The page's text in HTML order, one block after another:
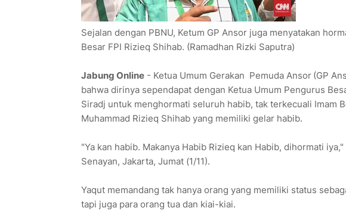
Sejalan dengan PBNU, Ketum GP Ansor juga menyatakan
Besar FPI Rizieq Shihab. (Ramadhan Rizki Saputra)
Jabung Online- Ketua Umum Gerakan Pemuda Ansor (GP
bahwa dirinya sependapat dengan Ketua Umum Pengurus
Siradj untuk menghormati seluruh habib, tak terkecuali Imam
Muhammad Rizieq Shihab yang memiliki gelar habib.
"Ya kan habib. Makanya Habib Rizieq kan Habib, dihormati
Senayan, Jakarta, Jumat (1/11).
Yaqut memandang tak hanya orang yang memiliki status
tapi juga para orang tua dan kiai-kiai.